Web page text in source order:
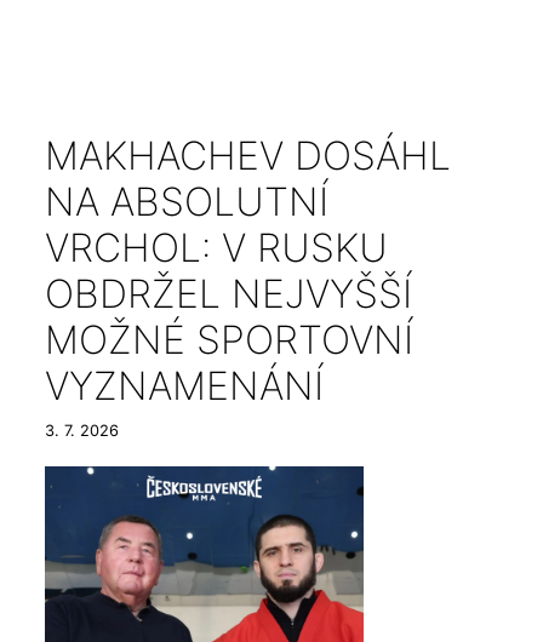
MAKHACHEV DOSÁHL
NA ABSOLUTNÍ
VRCHOL: V RUSKU
OBDRŽEL NEJVYŠŠÍ
MOŽNÉ SPORTOVNÍ
VYZNAMENÁNÍ
3. 7. 2026